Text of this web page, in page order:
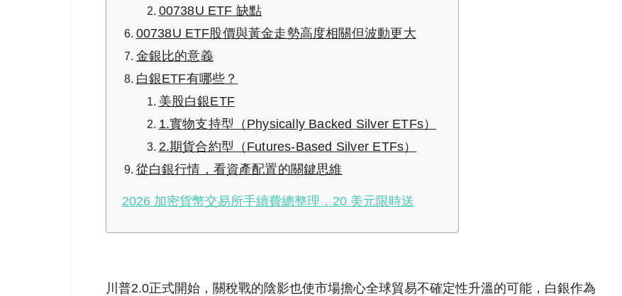
00738U ETF 缺點
00738U ETF股價與黃金走勢高度相關但波動更大
金銀比的意義
白銀ETF有哪些？
美股白銀ETF
1.實物支持型（Physically Backed Silver ETFs）
2.期貨合約型（Futures-Based Silver ETFs）
從白銀行情，看資產配置的關鍵思維
2026 加密貨幣交易所手續費總整理，20 美元限時送
川普2.0正式開始，關稅戰的陰影也使市場擔心全球貿易不確定性升溫的可能，白銀作為